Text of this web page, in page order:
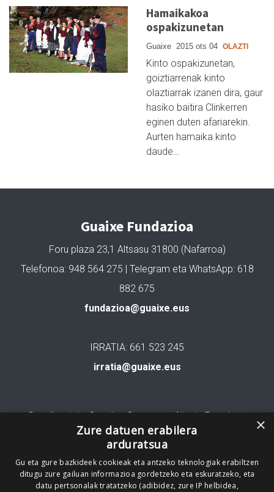
Hamaikakoa
ospakizunetan
Guaixe 2015 ots 04 OLAZTI
Kinto ospakizunetan,
goiztiarrenak kinto
olaztiarrak izanen dira, gaur
hasiko baitira Clinkerren
eginen duten afariarekin.
Aurten hamaika kinto
daude…
Guaixe Fundazioa
Foru plaza 23,1 Altsasu 31800 (Nafarroa)
Telefonoa: 948 564 275 | Telegram eta WhatsApp: 618
882 675
fundazioa@guaixe.eus
IRRATIA: 661 523 245
irratia@guaixe.eus
Gure lizentzia: Creative Commons Aitortu Partekatu
Codesyntaxek garatua
×
Zure datuen erabilera
arduratsua
Gu eta gure bazkideek cookieak eta antzeko teknologiak erabiltzen
ditugu zure gailuan informazioa gordetzeko eta eskuratzeko, eta
datu pertsonalak tratatzeko (adibidez, zure IP helbidea,